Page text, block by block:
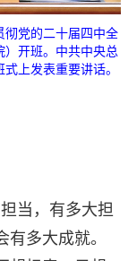
彻党的二十届四中全
开班。中共中央总
上发表重要讲话。
当，有多大担
多大成就。